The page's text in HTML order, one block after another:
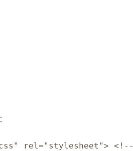
rel="stylesheet">